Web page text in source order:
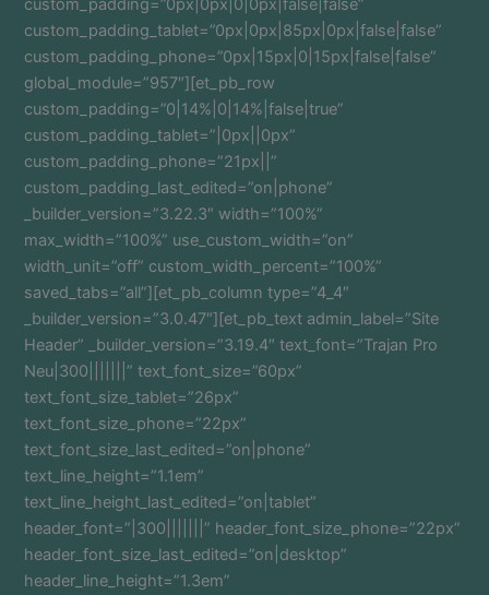
custom_padding=”0px|0px|0|0px|false|false”
custom_padding_tablet=”0px|0px|85px|0px|false|false”
custom_padding_phone=”0px|15px|0|15px|false|false”
global_module=”957″][et_pb_row
custom_padding=”0|14%|0|14%|false|true”
custom_padding_tablet=”|0px||0px”
custom_padding_phone=”21px||”
custom_padding_last_edited=”on|phone”
_builder_version=”3.22.3″ width=”100%”
max_width=”100%” use_custom_width=”on”
width_unit=”off” custom_width_percent=”100%”
saved_tabs=”all”][et_pb_column type=”4_4″
_builder_version=”3.0.47″][et_pb_text admin_label=”Site
Header” _builder_version=”3.19.4″ text_font=”Trajan Pro
Neu|300|||||||” text_font_size=”60px”
text_font_size_tablet=”26px”
text_font_size_phone=”22px”
text_font_size_last_edited=”on|phone”
text_line_height=”1.1em”
text_line_height_last_edited=”on|tablet”
header_font=”|300|||||||” header_font_size_phone=”22px”
header_font_size_last_edited=”on|desktop”
header_line_height=”1.3em”